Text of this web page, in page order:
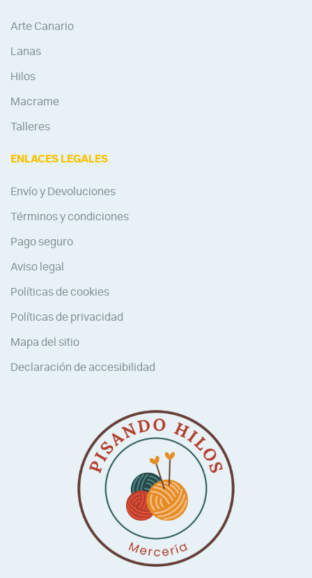
Arte Canario
Lanas
Hilos
Macrame
Talleres
ENLACES LEGALES
Envío y Devoluciones
Términos y condiciones
Pago seguro
Aviso legal
Políticas de cookies
Políticas de privacidad
Mapa del sitio
Declaración de accesibilidad